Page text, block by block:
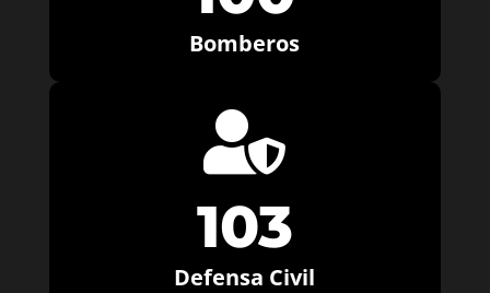
Bomberos

103
Defensa Civil